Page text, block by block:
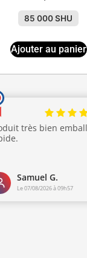
85 000 SHU
Ajouter au panier